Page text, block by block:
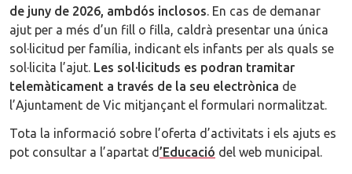
de juny de 2026, ambdós inclosos . En cas de demanar
ajut per a més d’un fill o filla, caldrà presentar una única
sol·licitud per família, indicant els infants per als quals se
sol·licita l’ajut. Les sol·licituds es podran tramitar
telemàticament a través de la seu electrònica de
l’Ajuntament de Vic mitjançant el formulari normalitzat.
Tota la informació sobre l’oferta d’activitats i els ajuts es
pot consultar a l’apartat d’Educació del web municipal.